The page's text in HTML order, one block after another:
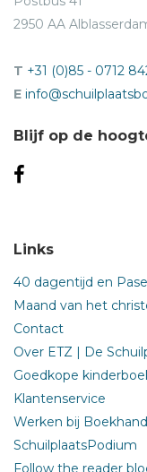
2950 AA
T +31 (0)85 - 0712
E
Blijf op de
Links
40 dagentijd en
Maand van het
Contact
Over ETZ | De
Goedkope
Klantenservice
Werken bij
SchuilplaatsPodium
Follow the reader